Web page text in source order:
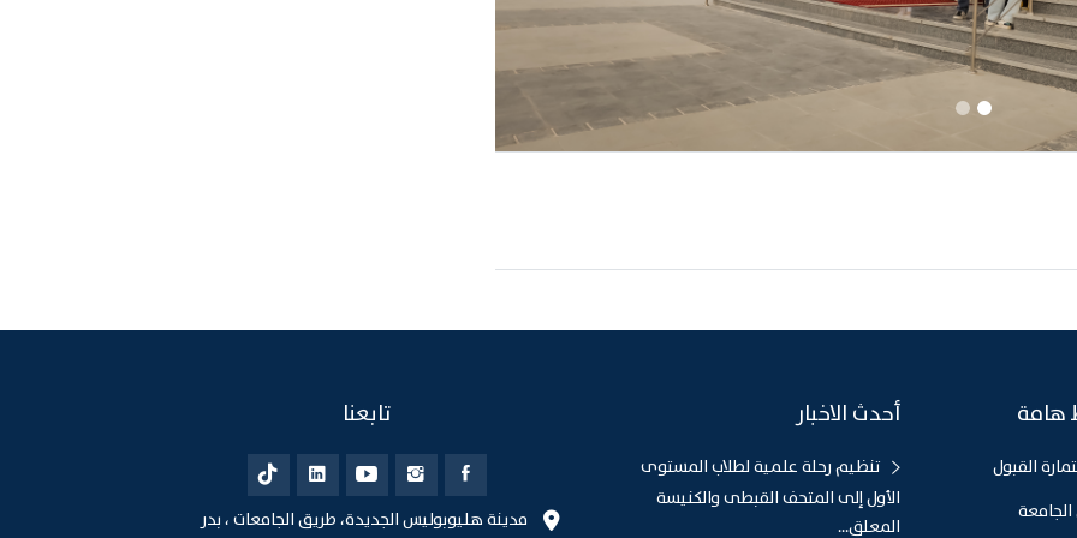
تنظيم رحلة علمية لطلاب المستوى
الأول إلى المتحف القبطى والكنيسة